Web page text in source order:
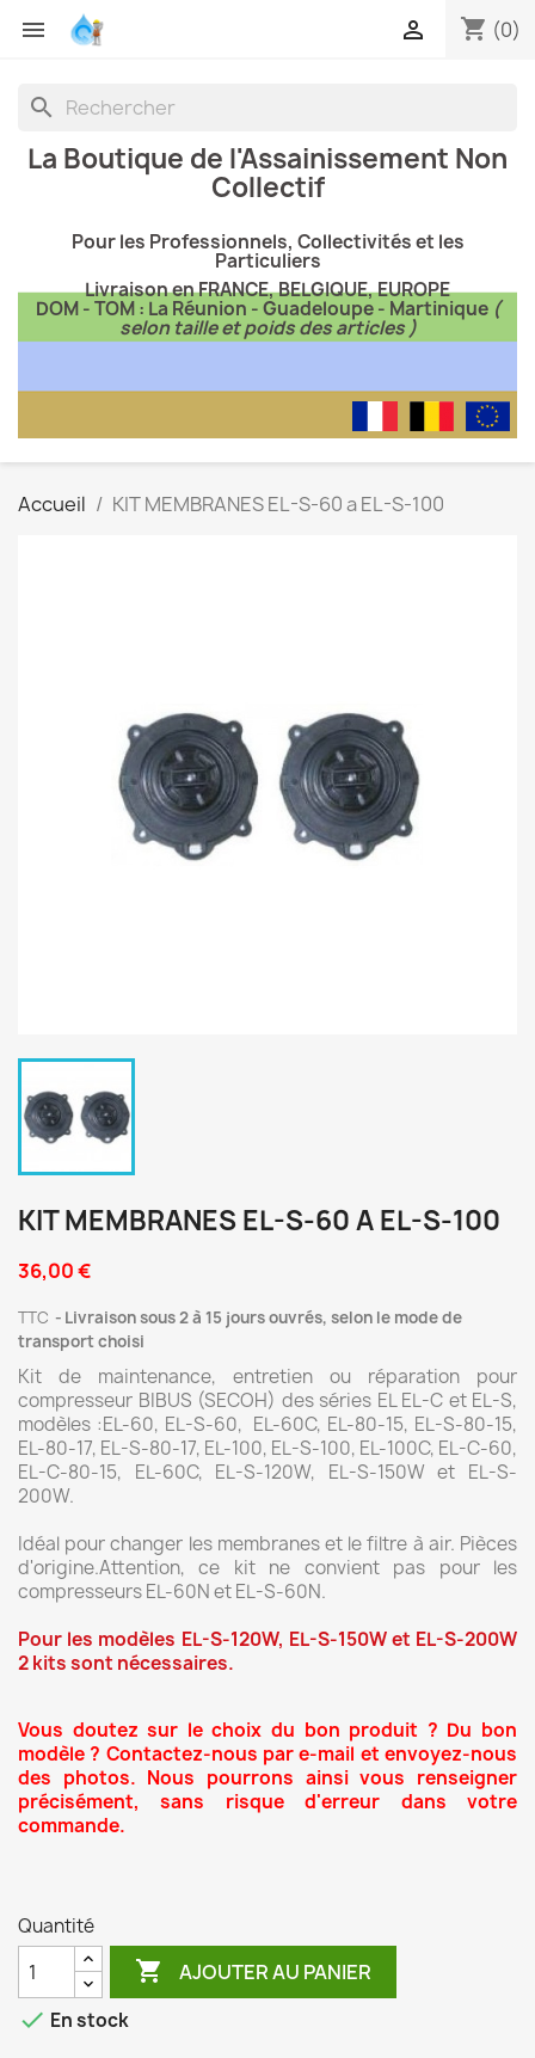
 shopping_cart (0)

search
La Boutique de l'Assainissement Non
Collectif
Pour les Professionnels, Collectivités et les
Particuliers
Livraison en FRANCE, BELGIQUE, EUROPE
DOM - TOM : La Réunion - Guadeloupe - Martinique(
selon taille et poids des articles )
Accueil KIT MEMBRANES EL-S-60 a EL-S-100
KIT MEMBRANES EL-S-60 A EL-S-100
36,00 €
TTC
Livraison sous 2 à 15 jours ouvrés, selon le mode de
transport choisi
Kit de maintenance, entretien ou réparation pour
compresseur BIBUS (SECOH) des séries EL EL-C et EL-S,
modèles :EL-60, EL-S-60, EL-60C, EL-80-15, EL-S-80-15,
EL-80-17, EL-S-80-17, EL-100, EL-S-100, EL-100C, EL-C-60,
EL-C-80-15, EL-60C, EL-S-120W, EL-S-150W et EL-S-
200W.
Idéal pour changer les membranes et le filtre à air. Pièces
d'origine.Attention, ce kit ne convient pas pour les
compresseurs EL-60N et EL-S-60N.
Pour les modèles EL-S-120W, EL-S-150W et EL-S-200W
2 kits sont nécessaires.
Vous doutez sur le choix du bon produit ? Du bon
modèle ? Contactez-nous par e-mail et envoyez-nous
des photos. Nous pourrons ainsi vous renseigner
précisément, sans risque d'erreur dans votre
commande.
Quantité
 AJOUTER AU PANIER
 En stock